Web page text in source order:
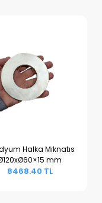
Sepete Ekle
Halka Mıknatıs
mm
8468.40 TL